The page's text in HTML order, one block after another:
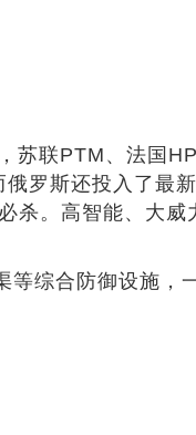
苏联PTM、法国
罗斯还投入了最
。高智能、大
综合防御设施，